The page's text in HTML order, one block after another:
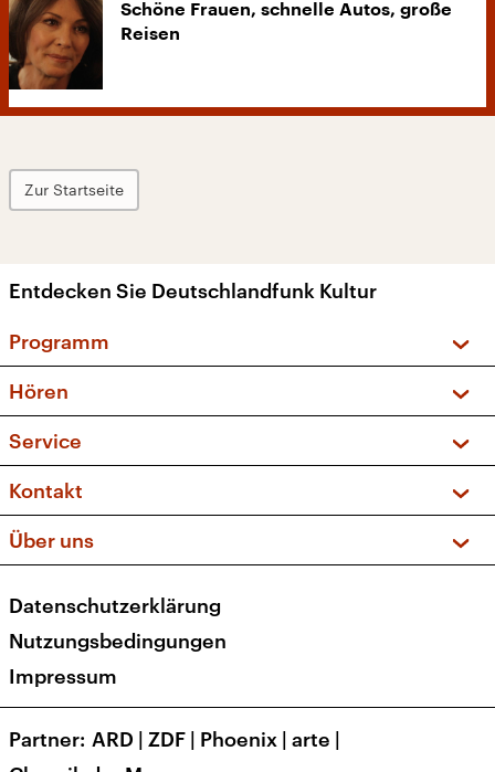
Schöne Frauen, schnelle Autos, große
Reisen
Zur Startseite
Entdecken Sie Deutschlandfunk Kultur
Programm
Sendungen und Podcasts
Musikliste
Kakadu – Das Kinderprogramm
Hören
Frequenzen (UKW + DAB+)
Service
FAQ
Apps
Newsletter
Veranstaltungen
Kontakt
Social Media
Über uns
Presse
Karriere
Transparenz
Datenschutzerklärung
Nutzungsbedingungen
Impressum
Partner ARD | ZDF | Phoenix | arte |